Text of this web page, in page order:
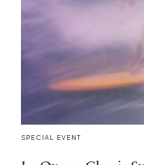
SPECIAL EVENT